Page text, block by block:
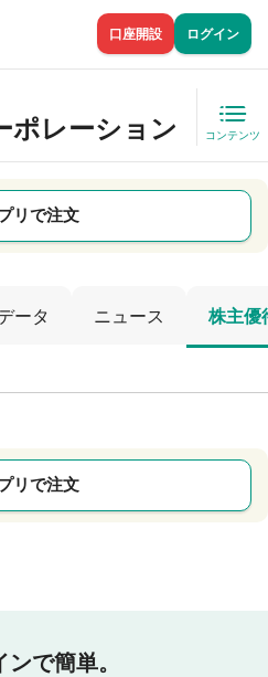
口座開設 ログイン
ポレーション コンテンツ
リで注文
ータ ニュース 株主優
リで注文
で簡単。